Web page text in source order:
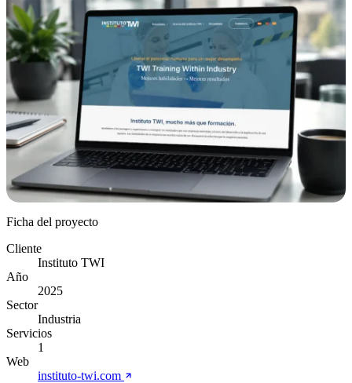
Ficha del proyecto
Cliente
Instituto TWI
Año
2025
Sector
Industria
Servicios
1
Web
instituto-twi.com